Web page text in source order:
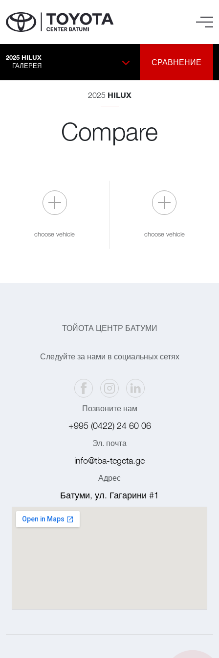
2025 HILUX
ГАЛЕРЕЯ
СРАВНЕНИЕ
2025 HILUX
Compare
choose vehicle choose vehicle
ТОЙОТА ЦЕНТР БАТУМИ
Следуйте за нами в социальных сетях
Позвоните нам
+995 (0422) 24 60 06
Эл. почта
info@tba-tegeta.ge
Адрес
Батуми, ул. Гагарини #1